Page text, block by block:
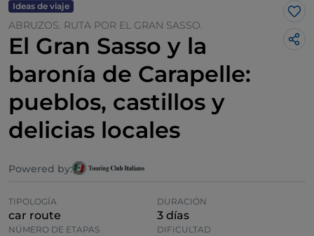
Ideas de viaje
ABRUZOS. RUTA POR EL GRAN SASSO.
El Gran Sasso y la
baronía de Carapelle:
pueblos, castillos y
delicias locales
Powered by:
TIPOLOGÍA
car route
DURACIÓN
3 días
NÚMERO DE ETAPAS DIFICULTAD
Me